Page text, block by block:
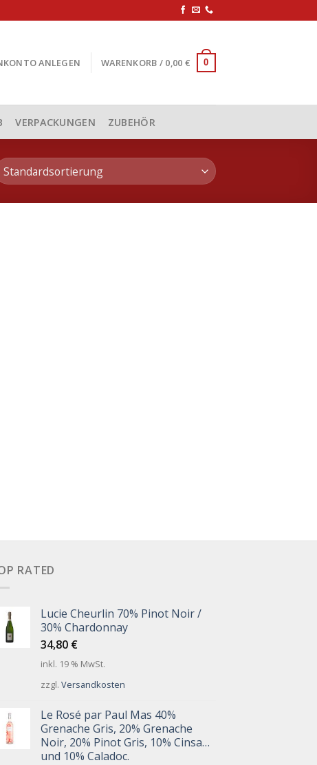
ANLEGEN WARENKORB / 0,00 € 0
VERPACKUNGEN ZUBEHÖR
RATED
Lucie Cheurlin 70% Pinot Noir /
30% Chardonnay
34,80 €
inkl. 19 % MwSt.
zzgl. Versandkosten
Le Rosé par Paul Mas 40%
Grenache Gris, 20% Grenache
Noir, 20% Pinot Gris, 10% Cinsault
und 10% Caladoc.